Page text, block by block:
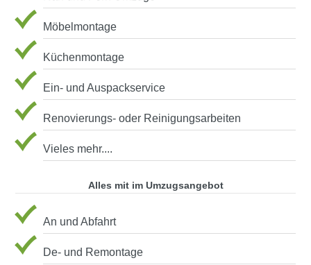
Möbelmontage
Küchenmontage
Ein- und Auspackservice
Renovierungs- oder Reinigungsarbeiten
Vieles mehr....
Alles mit im Umzugsangebot
An und Abfahrt
De- und Remontage